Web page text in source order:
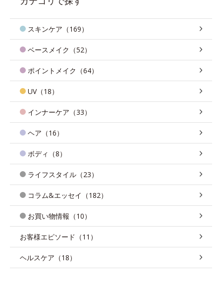
スキンケア（169）
ベースメイク（52）
ポイントメイク（64）
UV（18）
インナーケア（33）
ヘア（16）
ボディ（8）
ライフスタイル（23）
コラム&エッセイ（182）
お買い物情報（10）
お客様エピソード（11）
ヘルスケア（18）